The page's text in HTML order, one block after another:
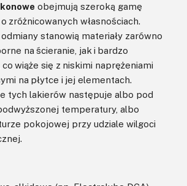
obejmują szeroką gamę
zróżnicowanych własnościach.
stanowią materiały zarówno
na ścieranie, jak i bardzo
wiąże się z niskimi naprężeniami
na płytce i jej elementach.
tych lakierów następuje albo pod
temperatury, albo
pokojowej przy udziale wilgoci